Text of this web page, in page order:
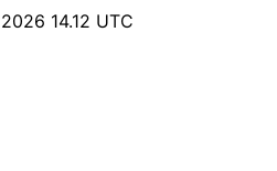
14.12 UTC